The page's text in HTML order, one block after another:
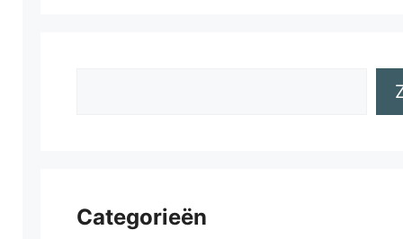
Categorieën